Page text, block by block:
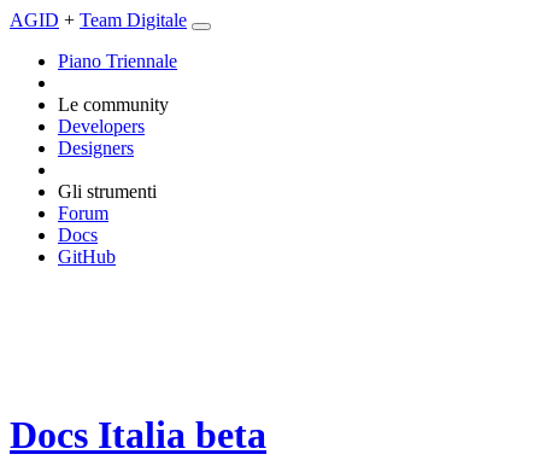
AGID + Team Digitale
Piano Triennale
Le community
Developers
Designers
Gli strumenti
Forum
Docs
GitHub
Docs Italia beta